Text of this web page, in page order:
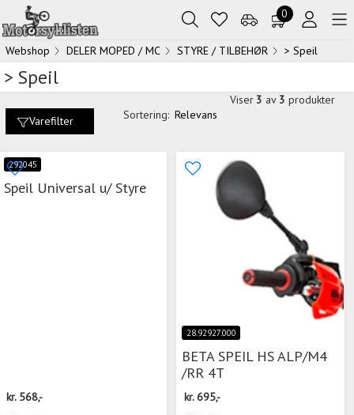
0
Webshop DELER MOPED / MC STYRE / TILBEHØR > Speil
> Speil
Varefilter Sortering: Relevans
Viser 3 av 3 produkter
292045
Speil Universal u/ Styre
kr. 568,-
28.92927.000
BETA SPEIL HS ALP/M4
/RR 4T
kr.695,-